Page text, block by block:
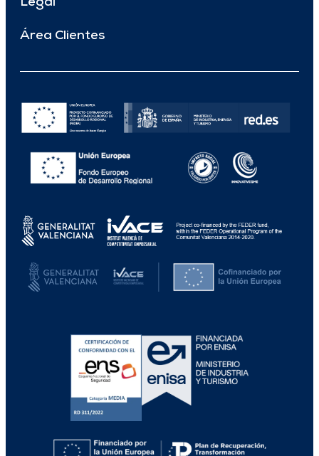
Legal
Área Clientes